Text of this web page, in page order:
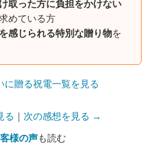
取った方に負担をかけない
めている方
を感じられる特別な贈り物を
に贈る祝電一覧を見る
る 次の感想を見る →
様の声も読む